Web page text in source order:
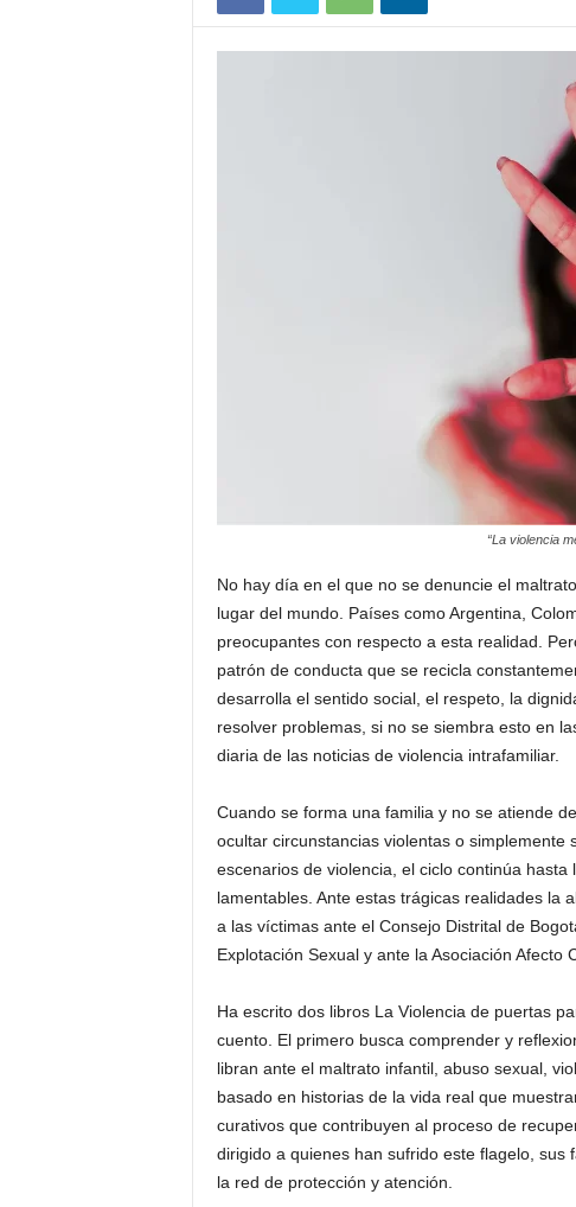
“La violencia
No hay día en el que no se denuncie el
lugar del mundo. Países como Argentina,
preocupantes con respecto a esta realidad.
patrón de conducta que se recicla
desarrolla el sentido social, el respeto, la
resolver problemas, si no se siembra esto en
diaria de las noticias de violencia intrafamiliar.
Cuando se forma una familia y no se atiende
ocultar circunstancias violentas o
escenarios de violencia, el ciclo continúa
lamentables. Ante estas trágicas realidades la
a las víctimas ante el Consejo Distrital de
Explotación Sexual y ante la Asociación Afecto
Ha escrito dos libros La Violencia de puertas
cuento. El primero busca comprender y
libran ante el maltrato infantil, abuso sexual,
basado en historias de la vida real que
curativos que contribuyen al proceso de
dirigido a quienes han sufrido este flagelo, sus
la red de protección y atención.